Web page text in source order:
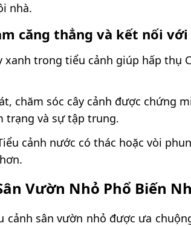
nhà.
căng thẳng và kết nối
xanh trong tiểu cảnh giúp hấp thụ
chăm sóc cây cảnh được chứng
trạng và sự tập trung.
cảnh nước có thác hoặc vòi
Vườn Nhỏ Phổ Biến
cảnh sân vườn nhỏ được ưa